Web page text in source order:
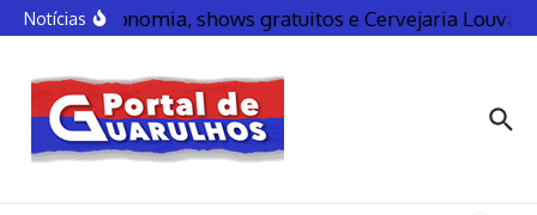
NotíciasGastronomia, shows gratuitos e Cervejaria